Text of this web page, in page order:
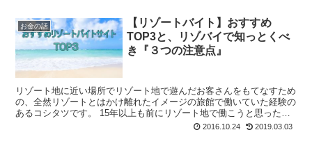
お金の話
【リゾートバイト】おすすめ
TOP3と、リゾバイで知っとくべ
き『３つの注意点』
リゾート地に近い場所でリゾート地で遊んだお客さんをもてなすため
の、全然リゾートとはかけ離れたイメージの旅館で働いていた経験の
あるコシタツです。 15年以上も前にリゾート地で働こうと思った
ら、アルバイト情報誌くらいしか情報源は無かったん...
2016.10.24 2019.03.03